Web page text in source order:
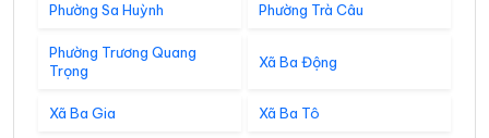
Phường Sa Huỳnh Phường Trà Câu
Phường Trương Quang
Trọng
Xã Ba Động
Xã Ba Gia Xã Ba Tô